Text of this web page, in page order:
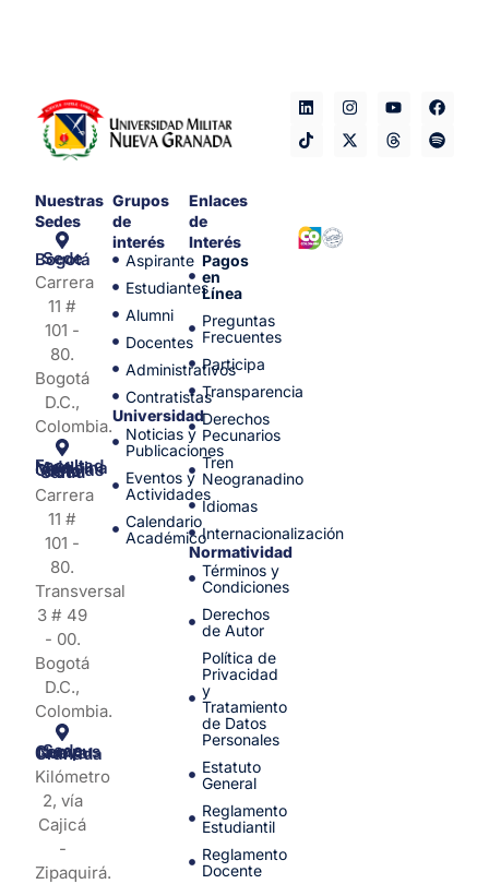
Nuestras
Sedes
Sede Bogotá
Carrera
11 #
101 -
80.
Bogotá
D.C.,
Colombia.
Facultad de Medicina y Ciencias de la Salud
Carrera
11 #
101 -
80.
Transversal
3 # 49
- 00.
Bogotá
D.C.,
Colombia.
Sede Campus Nueva Granada
Kilómetro
2, vía
Cajicá
-
Zipaquirá.
Grupos
de
interés
Aspirante
Estudiantes
Alumni
Docentes
Administrativos
Contratistas
Universidad
Noticias y
Publicaciones
Eventos y
Actividades
Calendario
Académico
Enlaces
de
Interés
Pagos
en
Línea
Preguntas
Frecuentes
Participa
Transparencia
Derechos
Pecunarios
Tren
Neogranadino
Idiomas
Internacionalización
Normatividad
Términos y
Condiciones
Derechos
de Autor
Política de
Privacidad
y
Tratamiento
de Datos
Personales
Estatuto
General
Reglamento
Estudiantil
Reglamento
Docente